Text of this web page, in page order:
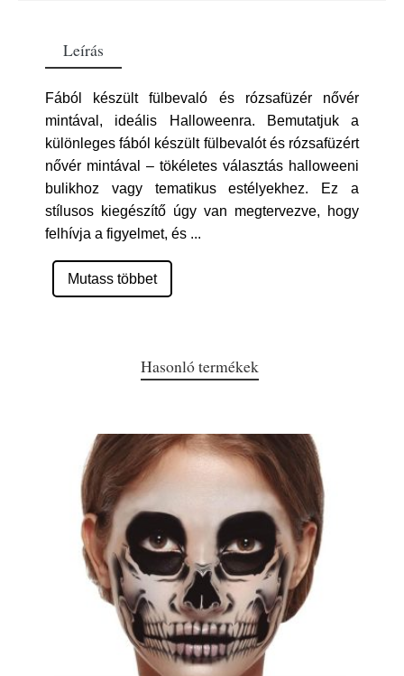
Leírás
Fából készült fülbevaló és rózsafüzér nővér
mintával, ideális Halloweenra. Bemutatjuk a
különleges fából készült fülbevalót és rózsafüzért
nővér mintával – tökéletes választás halloweeni
bulikhoz vagy tematikus estélyekhez. Ez a
stílusos kiegészítő úgy van megtervezve, hogy
felhívja a figyelmet, és ...
Mutass többet
Hasonló termékek